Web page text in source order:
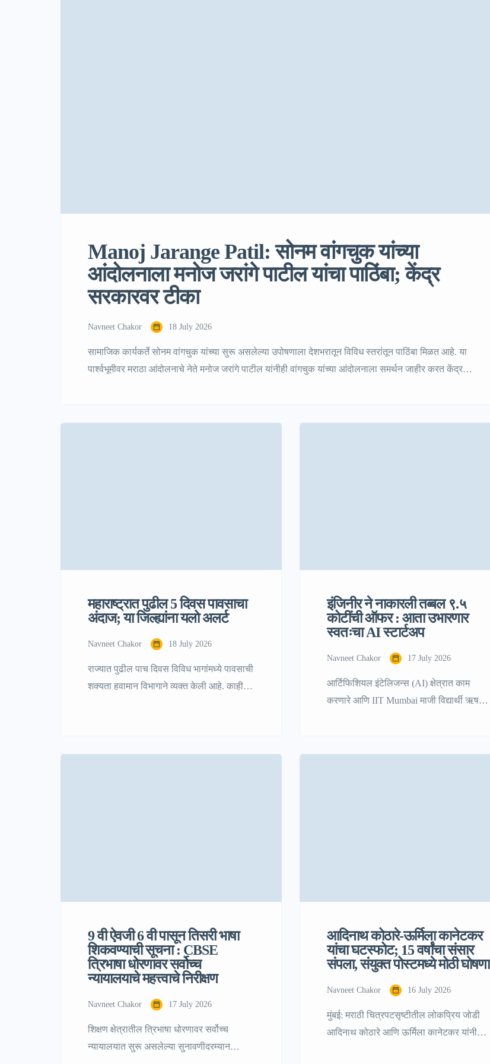
Manoj Jarange Patil: सोनम वांगचुक यांच्या
आंदोलनाला मनोज जरांगे पाटील यांचा पाठिंबा; केंद्र
सरकारवर टीका
Navneet Chakor 18 July 2026
सामाजिक कार्यकर्ते सोनम वांगचुक यांच्या सुरू असलेल्या उपोषणाला देशभरातून विविध स्तरांतून पाठिंबा मिळत आहे. या
पार्श्वभूमीवर मराठा आंदोलनाचे नेते मनोज जरांगे पाटील यांनीही वांगचुक यांच्या आंदोलनाला समर्थन जाहीर करत केंद्र
महाराष्ट्रात पुढील 5 दिवस पावसाचा
अंदाज; या जिल्ह्यांना यलो अलर्ट
Navneet Chakor 18 July 2026
राज्यात पुढील पाच दिवस विविध भागांमध्ये पावसाची
शक्यता हवामान विभागाने व्यक्त केली आहे. काही
करण्यात आले आहे. या पार्श्वभूमीवर राज्यातील
इंजिनीर ने नाकारली तब्बल ९.५
कोटींची ऑफर : आता उभारणार
स्वतःचा AI स्टार्टअप
Navneet Chakor 17 July 2026
आर्टिफिशियल इंटेलिजन्स (AI) क्षेत्रात काम
करणारे आणि IIT Mumbai माजी विद्यार्थी ऋषभ
मिळालेली अत्यंत आकर्षक वेतनाची ऑफर
9 वी ऐवजी 6 वी पासून तिसरी भाषा
शिकवण्याची सूचना : CBSE
त्रिभाषा धोरणावर सर्वोच्च
न्यायालयाचे महत्त्वाचे निरीक्षण
Navneet Chakor 17 July 2026
शिक्षण क्षेत्रातील त्रिभाषा धोरणावर सर्वोच्च
न्यायालयात सुरू असलेल्या सुनावणीदरम्यान
आदिनाथ कोठारे-ऊर्मिला कानेटकर
यांचा घटस्फोट; 15 वर्षांचा संसार
संपला, संयुक्त पोस्टमध्ये मोठी घोषणा
Navneet Chakor 16 July 2026
मुंबई: मराठी चित्रपटसृष्टीतील लोकप्रिय जोडी
आदिनाथ कोठारे आणि ऊर्मिला कानेटकर यांनी